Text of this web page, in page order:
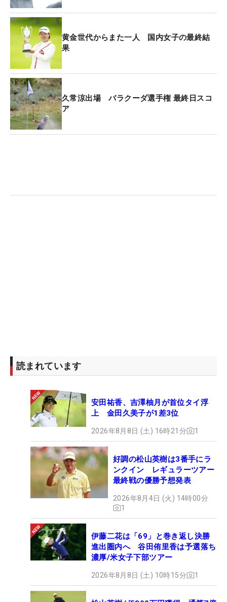
った。そのなかで最後まで戦い抜き、結果を出すこ
とができた。「自分にとって一番の誇りかもしれな
い」と胸を張り、白い歯が光る。
72ホール目として迎えた最終18番では見せ場も作っ
た。ティショットを大きく左に曲げて、ギャラリー
ロープならぬ柵の近くを歩いて移動した。「手すり
のせいで、ファンのみんなと一緒に歩かないといけ
なかった。そしたらみんな笑って冗談を言いなが
ら、応援してくれたんだ」。ピンチでも励まされ、
黄金世代からまた一人 国内女子の最終結
果
久常涼出場 バラクーダ選手権 最終日スコ
ア
読まれています
安田祐香、吉澤柚月が首位タイ浮
上 金田久美子が1差3位
2026年8月8日 (土) 16時21分 1
好調の松山英樹は3番手にラ
ンクイン レギュラーツアー
最終戦の優勝予想発表
2026年8月4日 (火) 14時00分
1
伊藤二花は「69」と巻き返し決勝
進出圏内へ 谷田侑里香は予選落ち
濃厚/米女子下部ツアー
2026年8月8日 (土) 10時15分 1